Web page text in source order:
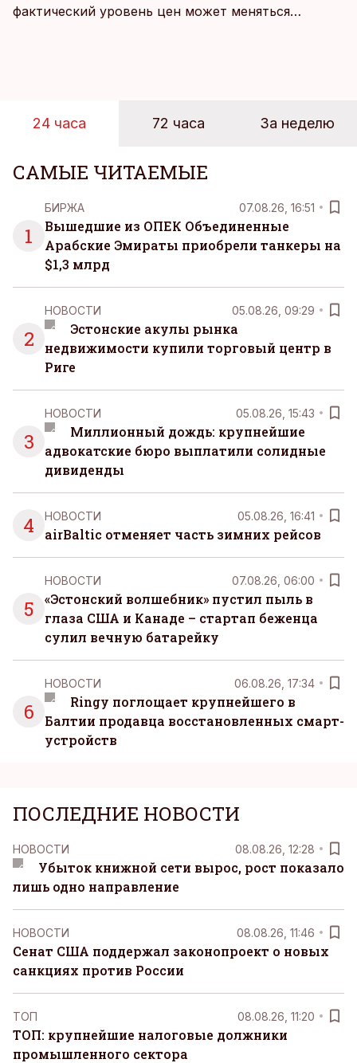
фактический уровень цен может меняться
24 часа 72 часа За неделю
САМЫЕ ЧИТАЕМЫЕ
1
БИРЖА 07.08.26, 16:51
Вышедшие из ОПЕК Объединенные
Арабские Эмираты приобрели танкеры на
$1,3 млрд
2
НОВОСТИ 05.08.26, 09:29
Эстонские акулы рынка
недвижимости купили торговый центр в
Риге
3
НОВОСТИ 05.08.26, 15:43
Миллионный дождь: крупнейшие
адвокатские бюро выплатили солидные
дивиденды
4 НОВОСТИ 05.08.26, 16:41
airBaltic отменяет часть зимних рейсов
5
НОВОСТИ 07.08.26, 06:00
«Эстонский волшебник» пустил пыль в
глаза США и Канаде – стартап беженца
сулил вечную батарейку
6
НОВОСТИ 06.08.26, 17:34
Ringy поглощает крупнейшего в
Балтии продавца восстановленных смарт-
устройств
ПОСЛЕДНИЕ НОВОСТИ
НОВОСТИ 08.08.26, 12:28
Убыток книжной сети вырос, рост показало
лишь одно направление
НОВОСТИ 08.08.26, 11:46
Сенат США поддержал законопроект о новых
санкциях против России
ТОП 08.08.26, 11:20
ТОП: крупнейшие налоговые должники
промышленного сектора